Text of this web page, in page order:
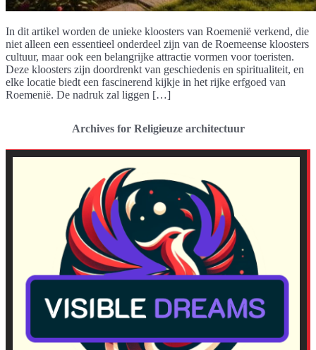
In dit artikel worden de unieke kloosters van Roemenië verkend, die
niet alleen een essentieel onderdeel zijn van de Roemeense kloosters
cultuur, maar ook een belangrijke attractie vormen voor toeristen.
Deze kloosters zijn doordrenkt van geschiedenis en spiritualiteit, en
elke locatie biedt een fascinerend kijkje in het rijke erfgoed van
Roemenië. De nadruk zal liggen […]
Archives for Religieuze architectuur